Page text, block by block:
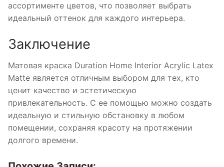
ассортименте цветов, что позволяет выбрать
идеальный оттенок для каждого интерьера.
Заключение
Матовая краска Duration Home Interior Acrylic Latex
Matte является отличным выбором для тех, кто
ценит качество и эстетическую
привлекательность. С ее помощью можно создать
идеальную и стильную обстановку в любом
помещении, сохраняя красоту на протяжении
долгого времени.